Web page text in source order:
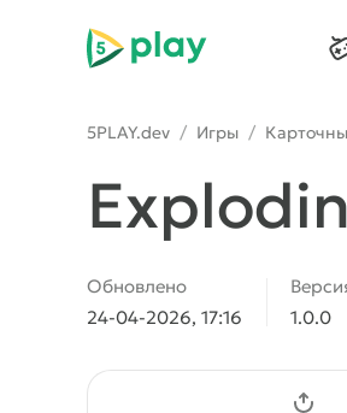
5play
5PLAY.dev / Игры /
Обновлено
24-04-2026, 17:16
1.0.0